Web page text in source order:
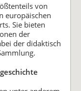
von
europäischen
Sie bieten
der
der didaktisch